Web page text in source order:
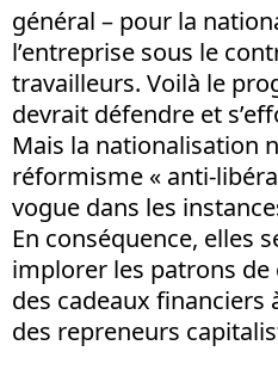
général – pour la
l’entreprise sous le
travailleurs. Voilà le
devrait défendre et
Mais la nationalisation
réformisme « anti-
vogue dans les
En conséquence, elles
implorer les patrons de
des cadeaux financiers
des repreneurs